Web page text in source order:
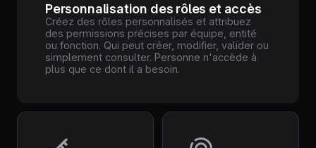
Personnalisation des rôles et accès
Créez des rôles personnalisés et attribuez
des permissions précises par équipe, entité
ou fonction. Qui peut créer, modifier, valider ou
simplement consulter. Personne n'accède à
plus que ce dont il a besoin.